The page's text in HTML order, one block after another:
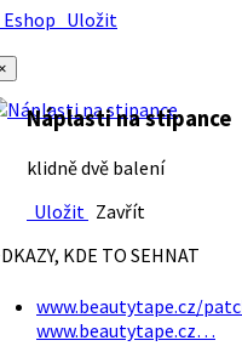
Uložit
Náplasti na stipance
klidně dvě balení
Uložit Zavřít
KDE TO SEHNAT
www.beautytape.cz/
www.beautytape.cz…